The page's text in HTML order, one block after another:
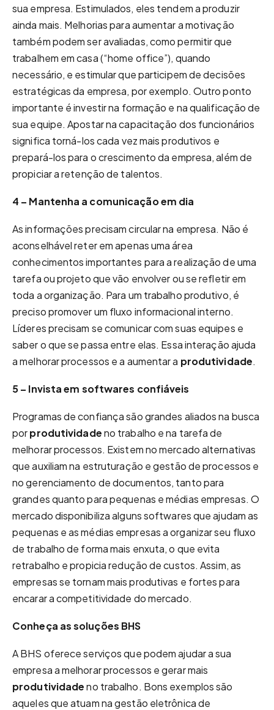
sua empresa. Estimulados, eles tendem a produzir
ainda mais. Melhorias para aumentar a motivação
também podem ser avaliadas, como permitir que
trabalhem em casa (“home office”), quando
necessário, e estimular que participem de decisões
estratégicas da empresa, por exemplo. Outro ponto
importante é investir na formação e na qualificação de
sua equipe. Apostar na capacitação dos funcionários
significa torná-los cada vez mais produtivos e
prepará-los para o crescimento da empresa, além de
propiciar a retenção de talentos.
4 – Mantenha a comunicação em dia
As informações precisam circular na empresa. Não é
aconselhável reter em apenas uma área
conhecimentos importantes para a realização de uma
tarefa ou projeto que vão envolver ou se refletir em
toda a organização. Para um trabalho produtivo, é
preciso promover um fluxo informacional interno.
Líderes precisam se comunicar com suas equipes e
saber o que se passa entre elas. Essa interação ajuda
a melhorar processos e a aumentar a produtividade.
5 – Invista em softwares confiáveis
Programas de confiança são grandes aliados na busca
porprodutividadeno trabalho e na tarefa de
melhorar processos. Existem no mercado alternativas
que auxiliam na estruturação e gestão de processos e
no gerenciamento de documentos, tanto para
grandes quanto para pequenas e médias empresas. O
mercado disponibiliza alguns softwares que ajudam as
pequenas e as médias empresas a organizar seu fluxo
de trabalho de forma mais enxuta, o que evita
retrabalho e propicia redução de custos. Assim, as
empresas se tornam mais produtivas e fortes para
encarar a competitividade do mercado.
Conheça as soluções BHS
A BHS oferece serviços que podem ajudar a sua
empresa a melhorar processos e gerar mais
produtividadeno trabalho. Bons exemplos são
aqueles que atuam na gestão eletrônica de